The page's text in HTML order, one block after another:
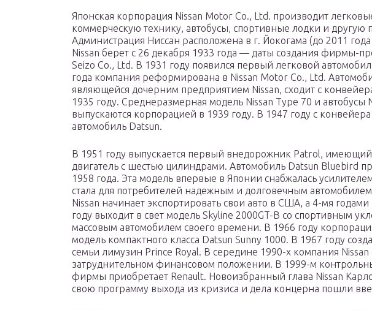
Японская корпорация Nissan Motor Co., Ltd. производит
коммерческую технику, автобусы, спортивные лодки и другую
Администрация Ниссан расположена в г. Йокогама (до 2011
Nissan берет с 26 декабря 1933 года — даты создания фирмы-
Seizo Co., Ltd. В 1931 году появился первый легковой
года компания реформирована в Nissan Motor Co., Ltd.
являющейся дочерним предприятием Nissan, сходит с
1935 году. Среднеразмерная модель Nissan Type 70 и автобусы
выпускаются корпорацией в 1939 году. В 1947 году с
автомобиль Datsun.
В 1951 году выпускается первый внедорожник Patrol,
двигатель с шестью цилиндрами. Автомобиль Datsun Bluebird
1958 года. Эта модель впервые в Японии снабжалась
стала для потребителей надежным и долговечным
Nissan начинает экспортировать свои авто в США, а 4-мя
году выходит в свет модель Skyline 2000GT-B со спортивным
массовым автомобилем своего времени. В 1966 году
модель компактного класса Datsun Sunny 1000. В 1967 году
семьи лимузин Prince Royal. В середине 1990-х компания Nissan
затруднительном финансовом положении. В 1999-м
фирмы приобретает Renault. Новоизбранный глава Nissan
свою программу выхода из кризиса и дела концерна пошли